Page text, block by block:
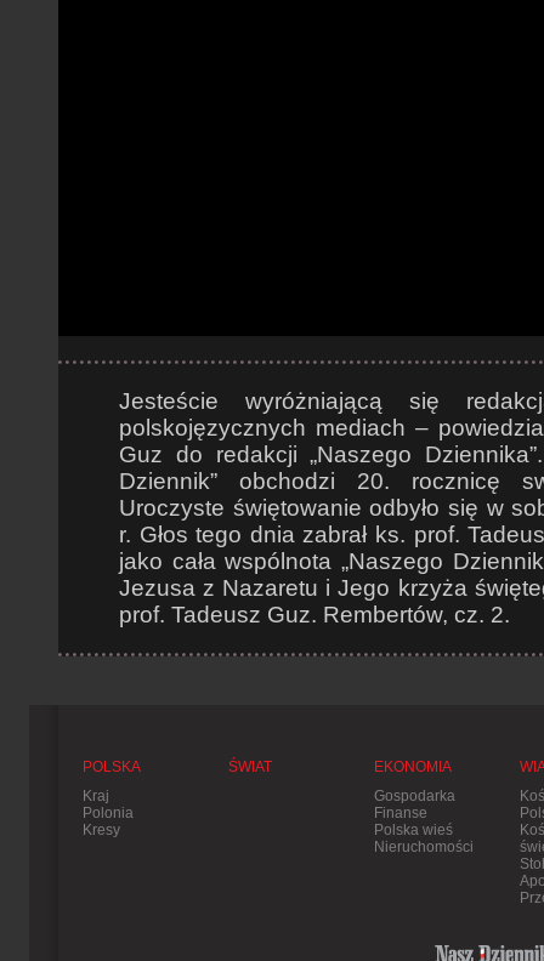
Jesteście wyróżniającą się
polskojęzycznych mediach –
Guz do redakcji „Naszego
Dziennik” obchodzi 20. rocznicę
Uroczyste świętowanie odbyło się w
r. Głos tego dnia zabrał ks. prof.
jako cała wspólnota „Naszego
Jezusa z Nazaretu i Jego krzyża
prof. Tadeusz Guz. Rembertów, cz. 2.
POLSKA
Kraj
Polonia
Kresy
ŚWIAT
EKONOMIA
Gospodarka
Finanse
Polska wieś
Nieruchomości